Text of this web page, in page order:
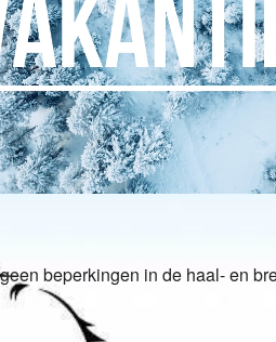
beperkingen in de haal- en